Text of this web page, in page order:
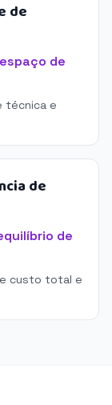
de
de
técnica e
de
de
custo total e